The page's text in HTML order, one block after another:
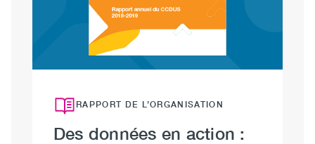
RAPPORT DE L’ORGANISATION
Des données en action :